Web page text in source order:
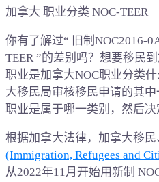
加拿大 职业分类 NOC-TEER
你有了解过“ 旧制NOC2016-
TEER ”的差别吗？想要移民
职业是加拿大NOC职业分类
大移民局审核移民申请的其
职业是属于哪一类别，然后决
根据加拿大法律，加拿大移
(Immigration, Refugees and
从2022年11月开始用新制